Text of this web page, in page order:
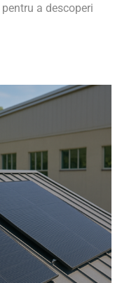
pentru a descoperi